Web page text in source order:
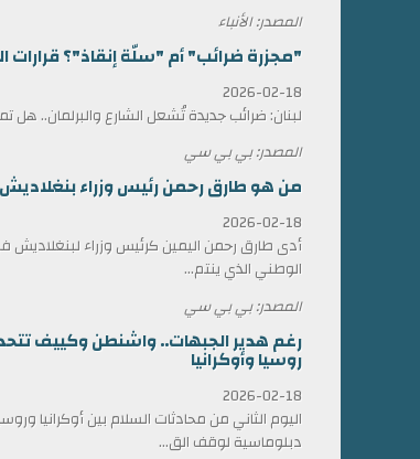
المصدر: الأنباء
"مجزرة ضرائب" أم "سلّة إنقاذ"؟ قرارات
2026-02-18
لبنان: ضرائب جديدة تُشعل الشارع والبرلمان.. هل
المصدر: بي بي سي
من هو طارق رحمن رئيس وزراء بنغلاديش الذي أمضى 17
2026-02-18
الوطني الذي ينتم...
المصدر: بي بي سي
رغم هدير الجبهات.. واشنطن وكييف
روسيا وأوكرانيا
2026-02-18
اليوم الثاني من محادثات السلام بين أوكرانيا
دبلوماسية لوقف الق...